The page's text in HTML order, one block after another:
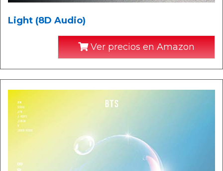
Light (8D Audio)
Ver precios en Amazon